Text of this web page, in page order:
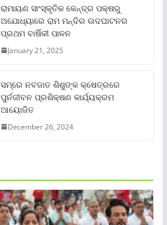
ରାମାୟଣ ସାଂସ୍କୃତିକ କେନ୍ଦ୍ର ପକ୍ଷରୁ
ଅଯୋଧ୍ୟାରେ ରାମ ମନ୍ଦିର ଉଦଘାଟନର
ପ୍ରଥମ ବାର୍ଷିକୀ ପାଳନ
January 21, 2025
ସମ୍‌ରେ ନବଜାତ ଶିଶୁଙ୍କ କ୍ଷେତ୍ରରେ
ପୁର୍ନଜୀବନ ପ୍ରଶିକ୍ଷଣ କାର୍ଯ୍ୟକ୍ରମ
ଆୟୋଜିତ
December 26, 2024